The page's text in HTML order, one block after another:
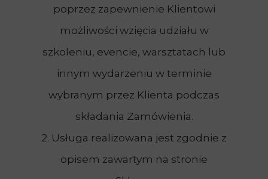
poprzez zapewnienie Klientowi
możliwości wzięcia udziału w
szkoleniu, evencie, warsztatach lub
innym wydarzeniu w terminie
wybranym przez Klienta podczas
składania Zamówienia.
2. Usługa realizowana jest zgodnie z
opisem zawartym na stronie